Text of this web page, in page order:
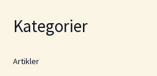
Kategorier
Artikler